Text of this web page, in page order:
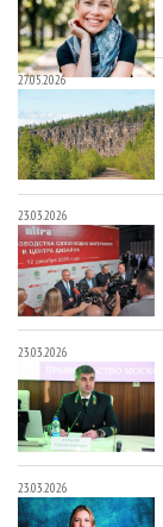
27.05.2026
23.03.2026
23.03.2026
23.03.2026